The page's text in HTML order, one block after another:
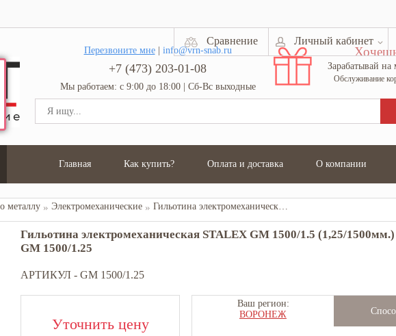
Личный кабинет
Сравнение
Перезвоните мне| info@vrn-snab.ru
+7 (473) 203-01-08
Мы работаем: с 9:00 до 18:00 | Сб-Вс выходные
Зарабатывай
Обслуживание
Главная Как купить? Оплата и доставка О компании
металлу Электромеханические Гильотина электромеханическая STALEX GM 1500/1.5 (1,25/1500мм.) GM 1500/1.25
Гильотина электромеханическая STALEX GM 1500/1.5 (1,25/1500мм.)
GM 1500/1.25
АРТИКУЛ - GM 1500/1.25
Уточнить цену
Ваш регион:
ВОРОНЕЖ